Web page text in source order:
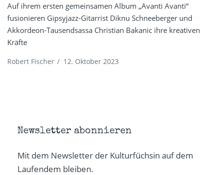
Auf ihrem ersten gemeinsamen Album „Avanti Avanti“
fusionieren Gipsyjazz-Gitarrist Diknu Schneeberger und
Akkordeon-Tausendsassa Christian Bakanic ihre kreativen
Kräfte
Robert Fischer / 12. Oktober 2023
Newsletter abonnieren
Mit dem Newsletter der Kulturfüchsin auf dem
Laufendem bleiben.